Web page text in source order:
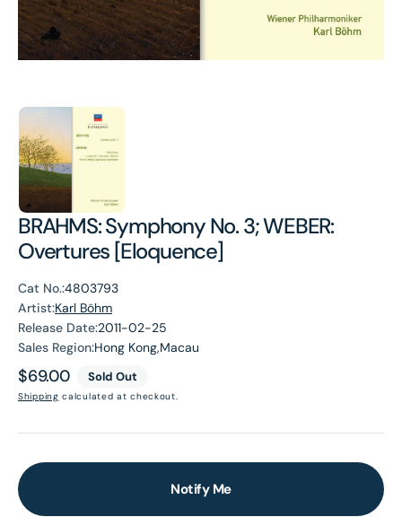
BRAHMS: Symphony No. 3; WEBER:
Overtures [Eloquence]
Cat No.:4803793
Artist:Karl Böhm
Release Date:2011-02-25
Sales Region:Hong Kong,Macau
Regular
price
$69.00 Sold Out
Shipping calculated at checkout.
Notify Me